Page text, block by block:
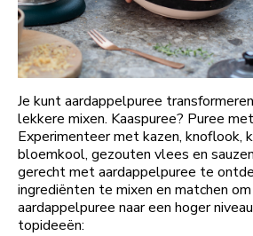
Je kunt aardappelpuree
lekkere mixen. Kaaspuree? Puree
Experimenteer met kazen, knoflook,
bloemkool, gezouten vlees en
gerecht met aardappelpuree te
ingrediënten te mixen en matchen
aardappelpuree naar een hoger
topideeën: